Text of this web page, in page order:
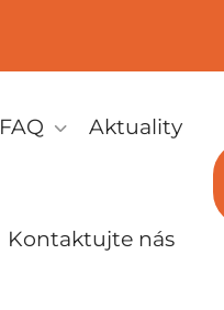
FAQ Aktuality
Kontaktujte nás